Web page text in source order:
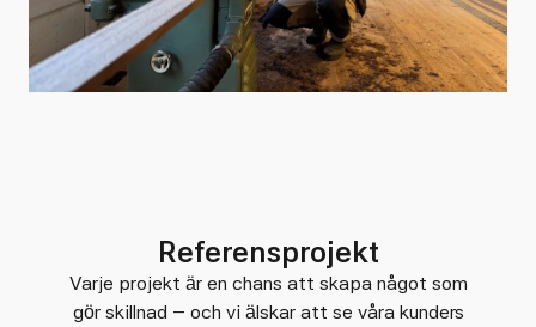
Referensprojekt
Varje projekt är en chans att skapa något som
gör skillnad – och vi älskar att se våra kunders